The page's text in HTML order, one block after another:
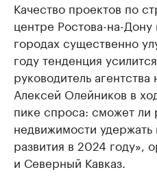
Качество проектов по
центре Ростова-на-
городах существенно
году тенденция
руководитель
Алексей Олейников в
пике спроса: сможет ли
недвижимости
развития в 2024 году»,
и Северный Кавказ.